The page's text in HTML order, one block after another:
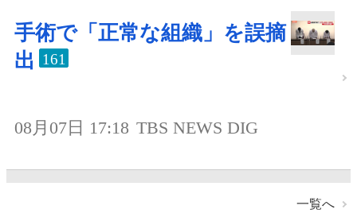
手術で「正常な組織」を誤摘
出
161
08月07日 17:18 TBS NEWS DIG
一覧へ